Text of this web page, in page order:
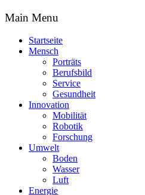
Main Menu
Startseite
Mensch
Porträts
Berufsbild
Service
Gesundheit
Innovation
Mobilität
Robotik
Forschung
Umwelt
Boden
Wasser
Luft
Energie